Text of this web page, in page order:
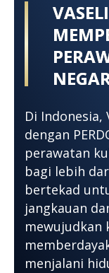
Di
dengan
perawatan
bagi lebih
bertekad
jangkauan
mewujudkan
menjalani